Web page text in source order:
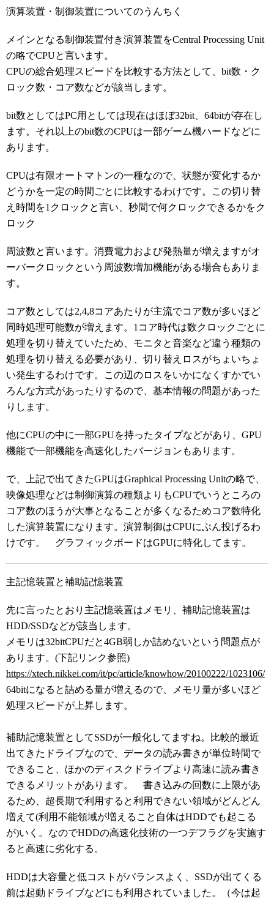
演算装置・制御装置についてのうんちく
メインとなる制御装置付き演算装置をCentral Processing Unit
の略でCPUと言います。
CPUの総合処理スピードを比較する方法として、bit数・ク
ロック数・コア数などが該当します。
bit数としてはPC用としては現在はほぼ32bit、64bitが存在し
ます。それ以上のbit数のCPUは一部ゲーム機ハードなどに
あります。
CPUは有限オートマトンの一種なので、状態が変化するか
どうかを一定の時間ごとに比較するわけです。この切り替
え時間を1クロックと言い、秒間で何クロックできるかをク
ロック
周波数と言います。消費電力および発熱量が増えますがオ
ーバークロックという周波数増加機能がある場合もありま
す。
コア数としては2,4,8コアあたりが主流でコア数が多いほど
同時処理可能数が増えます。1コア時代は数クロックごとに
処理を切り替えていたため、モニタと音楽など違う種類の
処理を切り替える必要があり、切り替えロスがちょいちょ
い発生するわけです。この辺のロスをいかになくすかでい
ろんな方式があったりするので、基本情報の問題があった
りします。
他にCPUの中に一部GPUを持ったタイプなどがあり、GPU
機能で一部機能を高速化したバージョンもあります。
で、上記で出てきたGPUはGraphical Processing Unitの略で、
映像処理などは制御演算の種類よりもCPUでいうところの
コア数のほうが大事となることが多くなるためコア数特化
した演算装置になります。演算制御はCPUにぶん投げるわ
けです。 グラフィックボードはGPUに特化してます。
主記憶装置と補助記憶装置
先に言ったとおり主記憶装置はメモリ、補助記憶装置は
HDD/SSDなどが該当します。
メモリは32bitCPUだと4GB弱しか詰めないという問題点が
あります。(下記リンク参照)
https://xtech.nikkei.com/it/pc/article/knowhow/20100222/1023106/
64bitになると詰める量が増えるので、メモリ量が多いほど
処理スピードが上昇します。
補助記憶装置としてSSDが一般化してますね。比較的最近
出てきたドライブなので、データの読み書きが単位時間で
できること、ほかのディスクドライブより高速に読み書き
できるメリットがあります。 書き込みの回数に上限があ
るため、超長期で利用すると利用できない領域がどんどん
増えて(利用不能領域が増えること自体はHDDでも起こる
が)いく。なのでHDDの高速化技術の一つデフラグを実施す
ると高速に劣化する。
HDDは大容量と低コストがバランスよく、SSDが出てくる
前は起動ドライブなどにも利用されていました。（今は起